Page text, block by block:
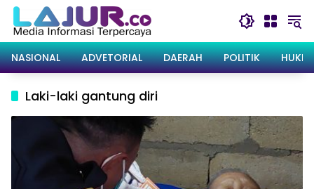
Langsung
konten
NASIONAL
ADVETORIAL DAERAH POLITIK
Laki-laki gantung diri